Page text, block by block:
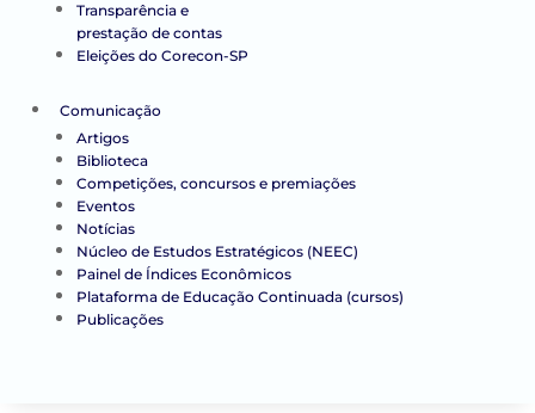
Transparência e
prestação de contas
Eleições do Corecon-SP
Comunicação
Artigos
Biblioteca
Competições, concursos e premiações
Eventos
Notícias
Núcleo de Estudos Estratégicos (NEEC)
Painel de Índices Econômicos
Plataforma de Educação Continuada (cursos)
Publicações